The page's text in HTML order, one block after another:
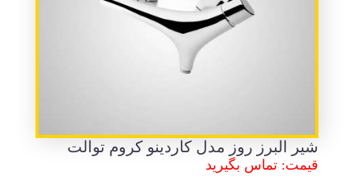
شیر البرز روز مدل کاردینو کروم توالت
قیمت: تماس بگیرید